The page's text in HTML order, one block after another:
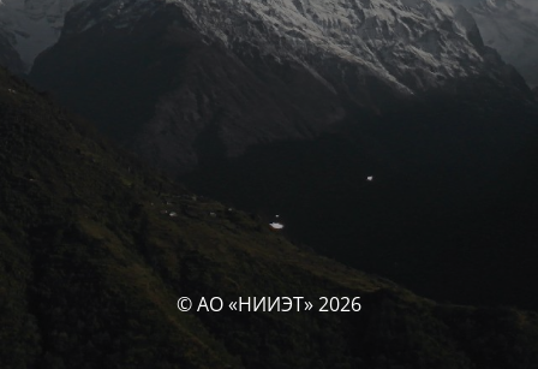
© АО «НИИЭТ» 2026